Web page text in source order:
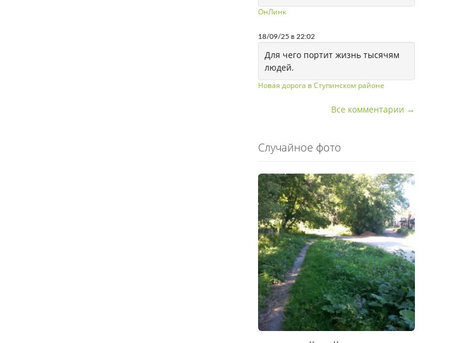
ОнЛинк
18/09/25 в 22:02
Для чего портит жизнь тысячям
людей.
Новая дорога в Ступинском районе
Все комментарии →
Случайное фото